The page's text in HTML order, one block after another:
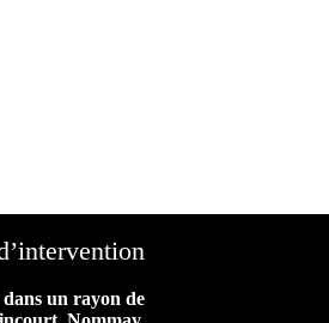
un rayon de